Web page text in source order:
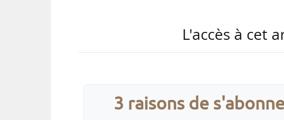
2030, cette charte engage les signataires sur
• identifier l’offre et organiser les filières
• éveiller, informer et former les acteurs et les
L'accès à cet
3 raisons de